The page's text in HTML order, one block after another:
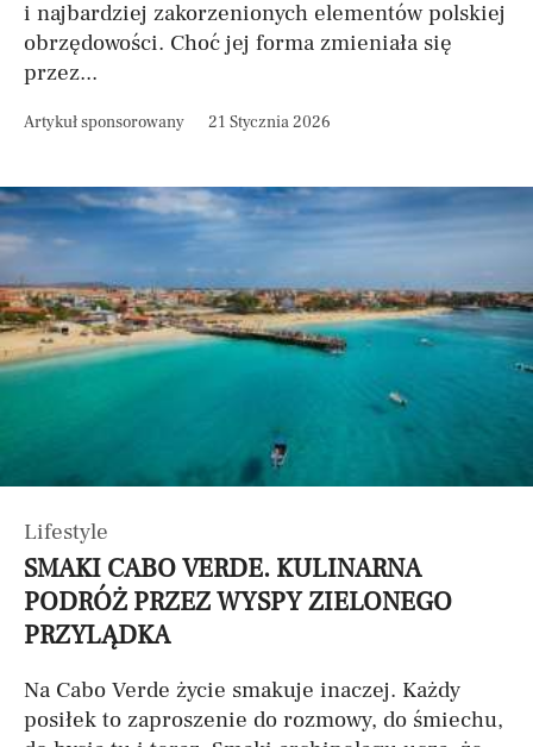
i najbardziej zakorzenionych elementów polskiej
obrzędowości. Choć jej forma zmieniała się
przez...
Artykuł sponsorowany 21 Stycznia 2026
Lifestyle
SMAKI CABO VERDE. KULINARNA
PODRÓŻ PRZEZ WYSPY ZIELONEGO
PRZYLĄDKA
Na Cabo Verde życie smakuje inaczej. Każdy
posiłek to zaproszenie do rozmowy, do śmiechu,